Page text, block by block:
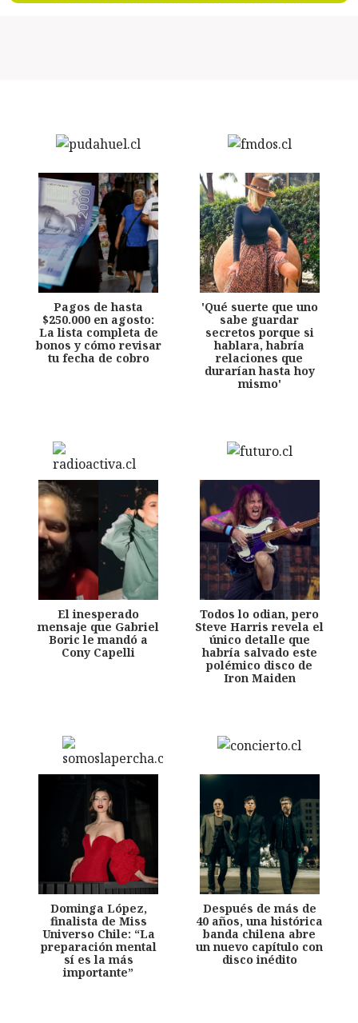
Pagos de hasta
$250.000 en agosto:
La lista completa de
bonos y cómo revisar
tu fecha de cobro
'Qué suerte que uno
sabe guardar
secretos porque si
hablara, habría
relaciones que
durarían hasta hoy
mismo'
El inesperado
mensaje que Gabriel
Boric le mandó a
Cony Capelli
Todos lo odian, pero
Steve Harris revela el
único detalle que
habría salvado este
polémico disco de
Iron Maiden
Dominga López,
finalista de Miss
Universo Chile: “La
preparación mental
sí es la más
importante”
Después de más de
40 años, una histórica
banda chilena abre
un nuevo capítulo con
disco inédito